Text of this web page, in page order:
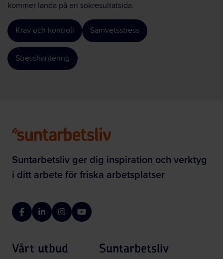
kommer landa på en sökresultatsida.
Krav och kontroll Samvetsstress
Stresshantering
Suntarbetsliv ger dig inspiration och verktyg
i ditt arbete för friska arbetsplatser
FacebookLinkedInInstagramYouTube
Vårt utbud Suntarbetsliv